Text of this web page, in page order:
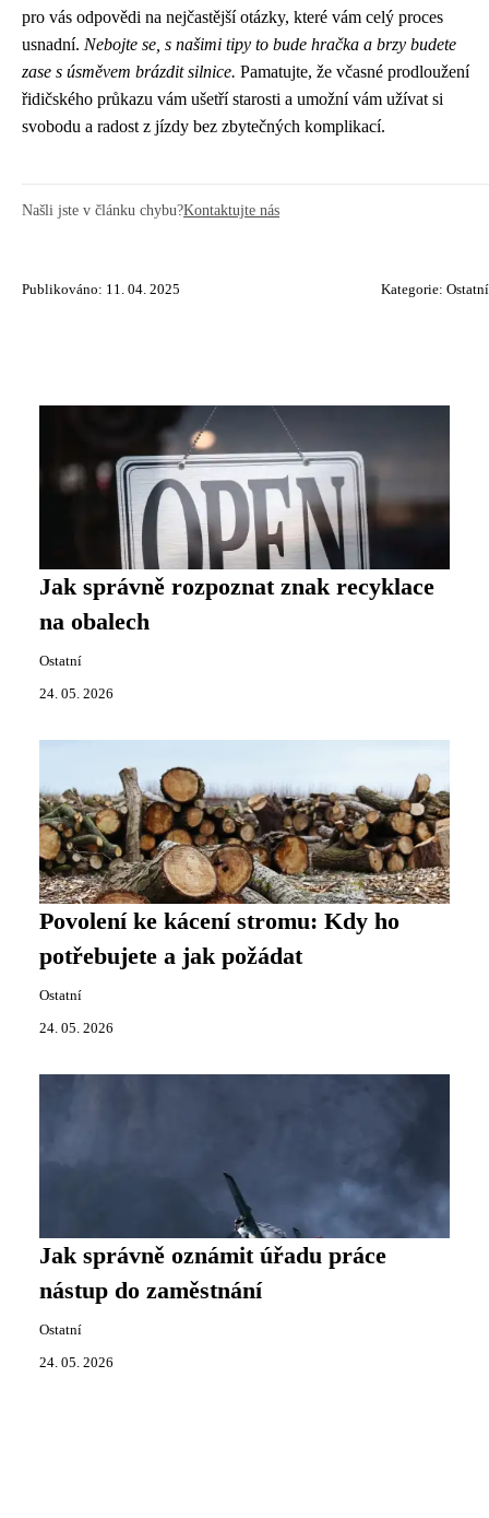
pro vás odpovědi na nejčastější otázky, které vám celý proces
usnadní. Nebojte se, s našimi tipy to bude hračka a brzy budete
zase s úsměvem brázdit silnice. Pamatujte, že včasné prodloužení
řidičského průkazu vám ušetří starosti a umožní vám užívat si
svobodu a radost z jízdy bez zbytečných komplikací.
Našli jste v článku chybu?Kontaktujte nás
Publikováno: 11. 04. 2025 Kategorie: Ostatní
Jak správně rozpoznat znak recyklace
na obalech
Ostatní
24. 05. 2026
Povolení ke kácení stromu: Kdy ho
potřebujete a jak požádat
Ostatní
24. 05. 2026
Jak správně oznámit úřadu práce
nástup do zaměstnání
Ostatní
24. 05. 2026